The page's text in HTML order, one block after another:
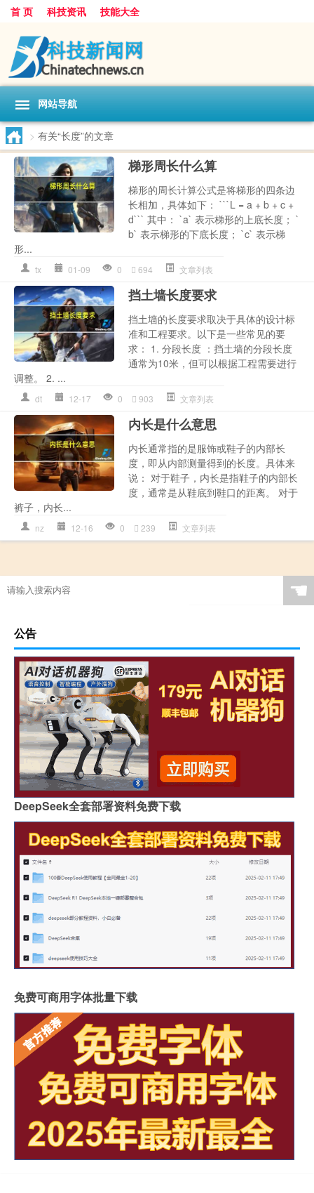
首 页 科技资讯 技能大全
网站导航
> 有关“长度”的文章
梯形周长什么算
梯形的周长计算公式是将梯形的四条边
长相加，具体如下： ```L = a + b + c +
d``` 其中： `a` 表示梯形的上底长度； `
b` 表示梯形的下底长度； `c` 表示梯
形...
tx 01-09 0 694 文章列表
挡土墙长度要求
挡土墙的长度要求取决于具体的设计标
准和工程要求。以下是一些常见的要
求： 1. 分段长度 ：挡土墙的分段长度
通常为10米，但可以根据工程需要进行
调整。 2. ...
dt 12-17 0 903 文章列表
内长是什么意思
内长通常指的是服饰或鞋子的内部长
度，即从内部测量得到的长度。具体来
说： 对于鞋子，内长是指鞋子的内部长
度，通常是从鞋底到鞋口的距离。 对于
裤子，内长...
nz 12-16 0 239 文章列表
☚
公告
DeepSeek全套部署资料免费下载
免费可商用字体批量下载